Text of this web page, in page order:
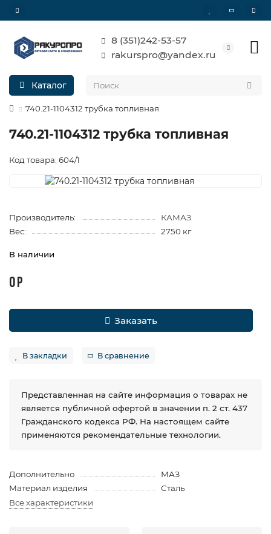
8 (351)242-53-57
rakurspro@yandex.ru
Каталог
740.21-1104312 трубка топливная
740.21-1104312 трубка топливная
Код товара: 604/1
Производитель:
КАМАЗ
Вес:
2750 кг
В наличии
0 Р
Заказать
В закладки В сравнение
Представленная на сайте информация о товарах не
является публичной офертой в значении п. 2 ст. 437
Гражданского кодекса РФ. На настоящем сайте
применяются рекомендательные технологии.
Дополнительно
МАЗ
Материал изделия
Сталь
Все характеристики